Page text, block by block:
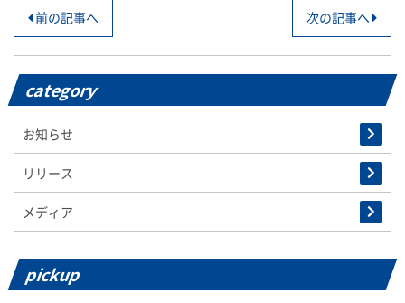
投
稿
ナ
ビ
ゲ
ー
シ
ョ
前の記事へ 次の記事へ
category
お知らせ
リリース
メディア
pickup